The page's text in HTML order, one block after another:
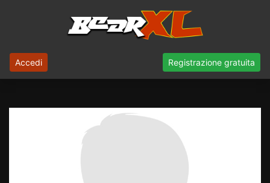
Accedi Registrazione gratuita